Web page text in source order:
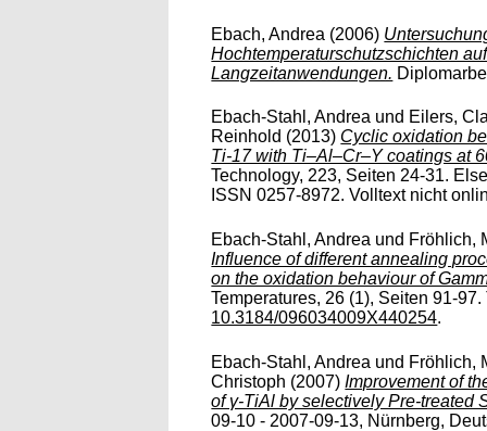
Ebach, Andrea (2006)
Hochtemperaturschutzschichten
Langzeitanwendungen.
Ebach-Stahl, Andrea und Eilers,
Reinhold (2013) Cyclic oxidation
Ti-17 with Ti–Al–Cr–Y coatings at
Technology, 223, Seiten 24-31.
ISSN 0257-8972. Volltext nicht
Ebach-Stahl, Andrea und Fröhlich,
Influence of different annealing
on the oxidation behaviour of
Temperatures, 26 (1), Seiten 91-
10.3184/096034009X440254.
Ebach-Stahl, Andrea und Fröhlich,
Christoph (2007)Improvement of
of γ-TiAl by selectively Pre-treated
09-10 - 2007-09-13, Nürnberg,